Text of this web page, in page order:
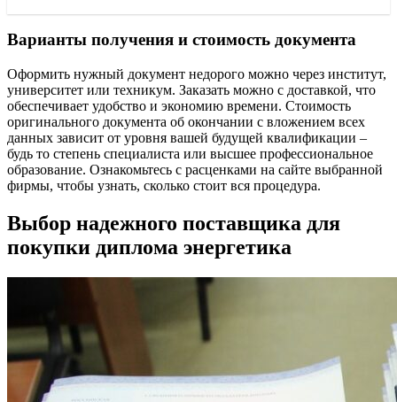
Варианты получения и стоимость документа
Оформить нужный документ недорого можно через институт,
университет или техникум. Заказать можно с доставкой, что
обеспечивает удобство и экономию времени. Стоимость
оригинального документа об окончании с вложением всех
данных зависит от уровня вашей будущей квалификации –
будь то степень специалиста или высшее профессиональное
образование. Ознакомьтесь с расценками на сайте выбранной
фирмы, чтобы узнать, сколько стоит вся процедура.
Выбор надежного поставщика для
покупки диплома энергетика